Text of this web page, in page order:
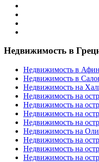
Недвижимость в
Недвижимость в
Недвижимость в
Недвижимость на
Недвижимость на
Недвижимость на
Недвижимость на
Недвижимость на
Недвижимость на
Недвижимость на
Недвижимость на
Недвижимость на